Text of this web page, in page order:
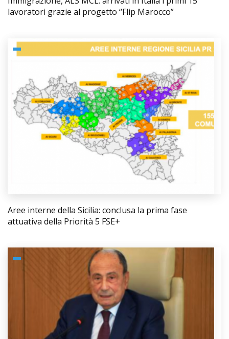
lavoratori grazie al progetto “Flip Marocco”
Aree interne della Sicilia: conclusa la prima fase
attuativa della Priorità 5 FSE+